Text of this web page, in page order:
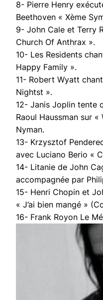
8- Pierre Henry
Beethoven « Xème
9- John Cale et Terry
Church Of Anthrax ».
10- Les Residents
Happy Family ».
11- Robert Wyatt
Nightst ».
12- Janis Joplin tente
Raoul Haussman sur
Nyman.
13- Krzysztof
avec Luciano Berio «
14- Litanie de John
accompagnée par
15- Henri Chopin et
« J’ai bien mangé »
16- Frank Royon Le